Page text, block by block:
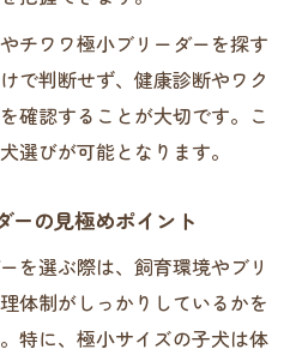
して極小チワワを迎えるに
ーダーの選び方を徹底解説
前のブリーダー面談ポイン
とのコミュニケーション方
時に確認したいブリーダー
チワワ極小ブリーダーを探す
で判断せず、健康診断やワク
確認することが大切です。こ
選びが可能となります。
ーの見極めポイント
を選ぶ際は、飼育環境やブリ
体制がしっかりしているかを
特に、極小サイズの子犬は体